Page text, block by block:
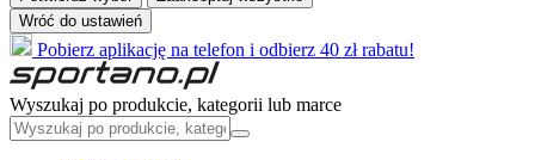
Wróć do ustawień
Pobierz aplikację na telefon i odbierz 40 zł rabatu!
Wyszukaj po produkcie, kategorii lub marce